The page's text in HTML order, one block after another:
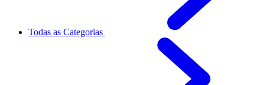
Todas as Categorias